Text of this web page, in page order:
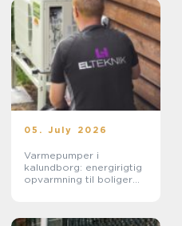
05. July 2026
Varmepumper i
kalundborg: energirigtig
opvarmning til boliger